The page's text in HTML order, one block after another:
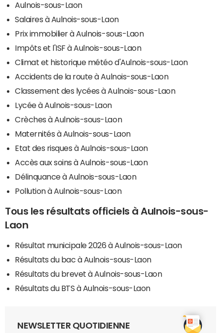
Aulnois-sous-Laon
Salaires à Aulnois-sous-Laon
Prix immobilier à Aulnois-sous-Laon
Impôts et l'ISF à Aulnois-sous-Laon
Climat et historique météo d'Aulnois-sous-Laon
Accidents de la route à Aulnois-sous-Laon
Classement des lycées à Aulnois-sous-Laon
Lycée à Aulnois-sous-Laon
Crèches à Aulnois-sous-Laon
Maternités à Aulnois-sous-Laon
Etat des risques à Aulnois-sous-Laon
Accès aux soins à Aulnois-sous-Laon
Délinquance à Aulnois-sous-Laon
Pollution à Aulnois-sous-Laon
Tous les résultats officiels à Aulnois-sous-
Laon
Résultat municipale 2026 à Aulnois-sous-Laon
Résultats du bac à Aulnois-sous-Laon
Résultats du brevet à Aulnois-sous-Laon
Résultats du BTS à Aulnois-sous-Laon
NEWSLETTER QUOTIDIENNE